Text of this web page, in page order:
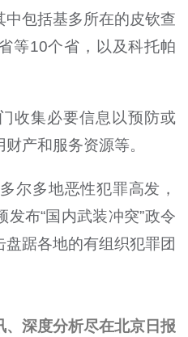
包括基多所在的皮钦查
等10个省，以及科托帕
收集必要信息以预防或
产和服务资源等。
尔多地恶性犯罪高发，
布“国内武装冲突”政令
踞各地的有组织犯罪团
深度分析尽在北京日报